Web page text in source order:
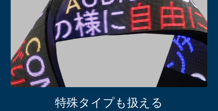
特殊タイプも扱える